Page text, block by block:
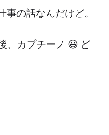
の話なんだけど。
、カプチーノ 😃 ど